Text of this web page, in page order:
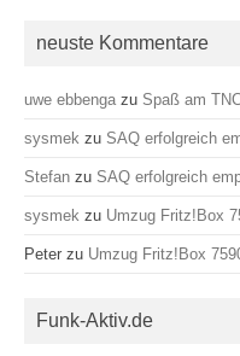
neuste Kommentare
uwe ebbenga zu Spaß am
sysmek zu SAQ erfolgreich
Stefan zu SAQ erfolgreich
sysmek zu Umzug Fritz!Box
Peter zu Umzug Fritz!Box
Funk-Aktiv.de